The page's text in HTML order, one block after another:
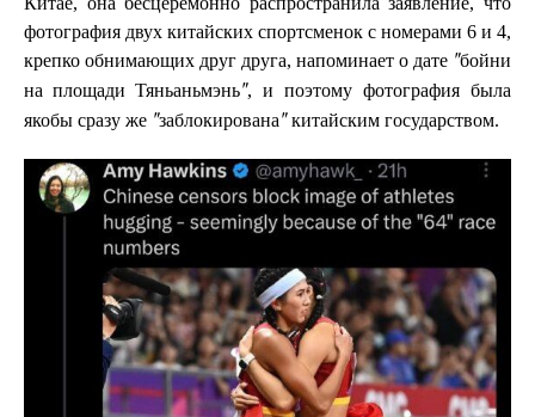
фотография двух китайских спортсменок с номерами 6 и 4,
крепко обнимающих друг друга, напоминает о дате "бойни
на площади Тяньаньмэнь", и поэтому фотография была
якобы сразу же "заблокирована"китайским государством.